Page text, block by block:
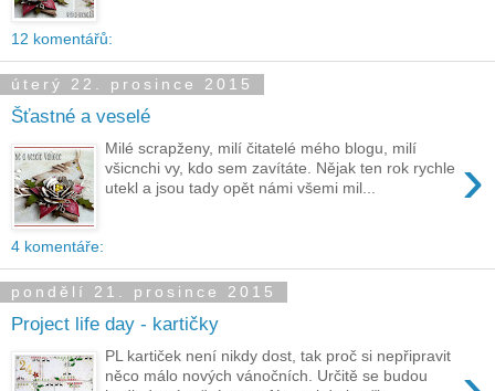
12 komentářů:
úterý 22. prosince 2015
Šťastné a veselé
›
Milé scrapženy, milí čitatelé mého blogu, milí
všicnchi vy, kdo sem zavítáte. Nějak ten rok rychle
utekl a jsou tady opět námi všemi mil...
4 komentáře:
pondělí 21. prosince 2015
Project life day - kartičky
PL kartiček není nikdy dost, tak proč si nepřipravit
něco málo nových vánočních. Určitě se budou